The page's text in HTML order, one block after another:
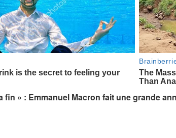
fin » : Emmanuel Macron fait une grande